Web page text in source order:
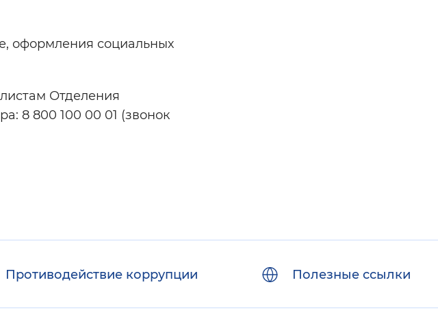
оформления социальных
Отделения
8 800 100 00 01 (звонок
Противодействие коррупции Полезные ссылки